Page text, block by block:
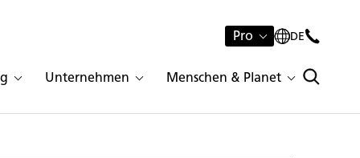
Pro DE
Unternehmen Menschen & Planet